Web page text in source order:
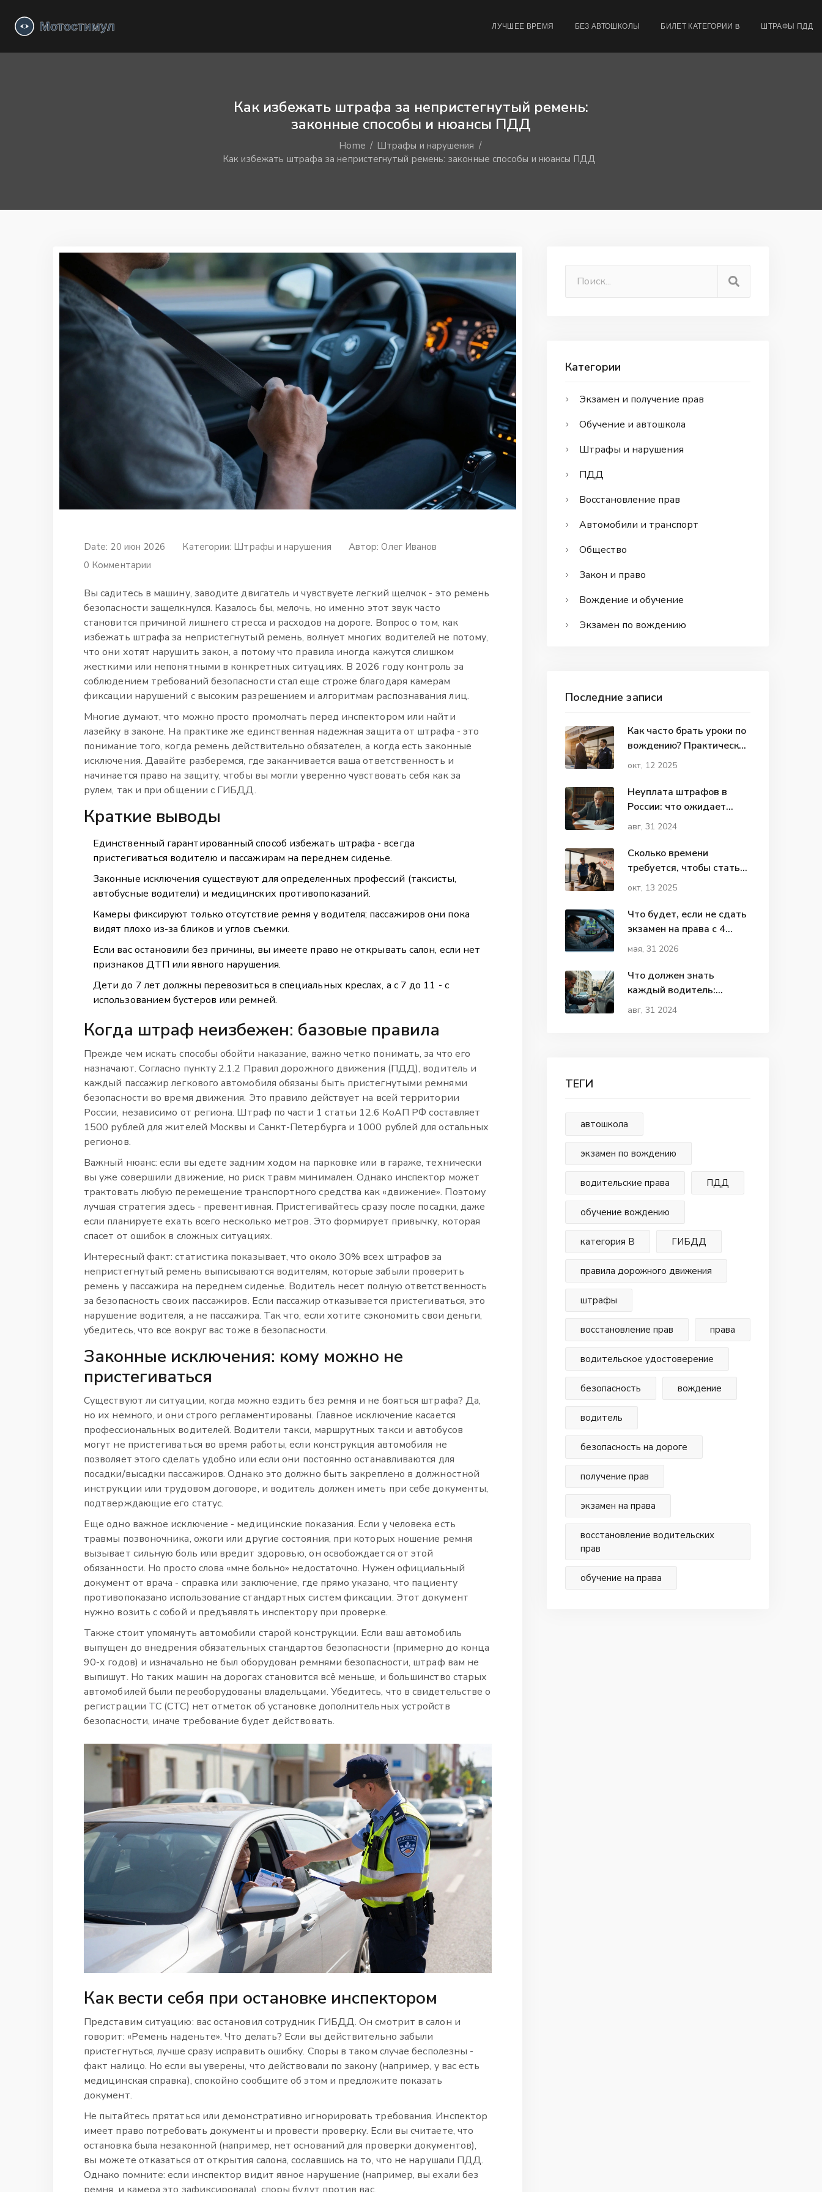
ЛУЧШЕЕ ВРЕМЯ БЕЗ АВТОШКОЛЫ БИЛЕТ КАТЕГОРИИ B ШТРАФЫ ПДД
Как избежать штрафа за непристегнутый ремень:
законные способы и нюансы ПДД
Home
Штрафы и нарушения
Как избежать штрафа за непристегнутый ремень: законные способы и нюансы ПДД
Date: 20 июн 2026 Категории: Штрафы и нарушения Автор:Олег Иванов
0 Комментарии
Вы садитесь в машину, заводите двигатель и чувствуете легкий щелчок - это ремень
безопасности защелкнулся. Казалось бы, мелочь, но именно этот звук часто
становится причиной лишнего стресса и расходов на дороге. Вопрос о том, как
избежать штрафа за непристегнутый ремень, волнует многих водителей не потому,
что они хотят нарушить закон, а потому что правила иногда кажутся слишком
жесткими или непонятными в конкретных ситуациях. В 2026 году контроль за
соблюдением требований безопасности стал еще строже благодаря камерам
фиксации нарушений с высоким разрешением и алгоритмам распознавания лиц.
Многие думают, что можно просто промолчать перед инспектором или найти
лазейку в законе. На практике же единственная надежная защита от штрафа - это
понимание того, когда ремень действительно обязателен, а когда есть законные
исключения. Давайте разберемся, где заканчивается ваша ответственность и
начинается право на защиту, чтобы вы могли уверенно чувствовать себя как за
рулем, так и при общении с ГИБДД.
Краткие выводы
Единственный гарантированный способ избежать штрафа - всегда
пристегиваться водителю и пассажирам на переднем сиденье.
Законные исключения существуют для определенных профессий (таксисты,
автобусные водители) и медицинских противопоказаний.
Камеры фиксируют только отсутствие ремня у водителя; пассажиров они пока
видят плохо из-за бликов и углов съемки.
Если вас остановили без причины, вы имеете право не открывать салон, если нет
признаков ДТП или явного нарушения.
Дети до 7 лет должны перевозиться в специальных креслах, а с 7 до 11 - с
использованием бустеров или ремней.
Когда штраф неизбежен: базовые правила
Прежде чем искать способы обойти наказание, важно четко понимать, за что его
назначают. Согласно пункту 2.1.2 Правил дорожного движения (ПДД), водитель и
каждый пассажир легкового автомобиля обязаны быть пристегнутыми ремнями
безопасности во время движения. Это правило действует на всей территории
России, независимо от региона. Штраф по части 1 статьи 12.6 КоАП РФ составляет
1500 рублей для жителей Москвы и Санкт-Петербурга и 1000 рублей для остальных
регионов.
Важный нюанс: если вы едете задним ходом на парковке или в гараже, технически
вы уже совершили движение, но риск травм минимален. Однако инспектор может
трактовать любую перемещение транспортного средства как «движение». Поэтому
лучшая стратегия здесь - превентивная. Пристегивайтесь сразу после посадки, даже
если планируете ехать всего несколько метров. Это формирует привычку, которая
спасет от ошибок в сложных ситуациях.
Интересный факт: статистика показывает, что около 30% всех штрафов за
непристегнутый ремень выписываются водителям, которые забыли проверить
ремень у пассажира на переднем сиденье. Водитель несет полную ответственность
за безопасность своих пассажиров. Если пассажир отказывается пристегиваться, это
нарушение водителя, а не пассажира. Так что, если хотите сэкономить свои деньги,
убедитесь, что все вокруг вас тоже в безопасности.
Законные исключения: кому можно не
пристегиваться
Существуют ли ситуации, когда можно ездить без ремня и не бояться штрафа? Да,
но их немного, и они строго регламентированы. Главное исключение касается
профессиональных водителей. Водители такси, маршрутных такси и автобусов
могут не пристегиваться во время работы, если конструкция автомобиля не
позволяет этого сделать удобно или если они постоянно останавливаются для
посадки/высадки пассажиров. Однако это должно быть закреплено в должностной
инструкции или трудовом договоре, и водитель должен иметь при себе документы,
подтверждающие его статус.
Еще одно важное исключение - медицинские показания. Если у человека есть
травмы позвоночника, ожоги или другие состояния, при которых ношение ремня
вызывает сильную боль или вредит здоровью, он освобождается от этой
обязанности. Но просто слова «мне больно» недостаточно. Нужен официальный
документ от врача - справка или заключение, где прямо указано, что пациенту
противопоказано использование стандартных систем фиксации. Этот документ
нужно возить с собой и предъявлять инспектору при проверке.
Также стоит упомянуть автомобили старой конструкции. Если ваш автомобиль
выпущен до внедрения обязательных стандартов безопасности (примерно до конца
90-х годов) и изначально не был оборудован ремнями безопасности, штраф вам не
выпишут. Но таких машин на дорогах становится всё меньше, и большинство старых
автомобилей были переоборудованы владельцами. Убедитесь, что в свидетельстве о
регистрации ТС (СТС) нет отметок об установке дополнительных устройств
безопасности, иначе требование будет действовать.
Как вести себя при остановке инспектором
Представим ситуацию: вас остановил сотрудник ГИБДД. Он смотрит в салон и
говорит: «Ремень наденьте». Что делать? Если вы действительно забыли
пристегнуться, лучше сразу исправить ошибку. Споры в таком случае бесполезны -
факт налицо. Но если вы уверены, что действовали по закону (например, у вас есть
медицинская справка), спокойно сообщите об этом и предложите показать
документ.
Не пытайтесь прятаться или демонстративно игнорировать требования. Инспектор
имеет право потребовать документы и провести проверку. Если вы считаете, что
остановка была незаконной (например, нет оснований для проверки документов),
вы можете отказаться от открытия салона, сославшись на то, что не нарушали ПДД.
Однако помните: если инспектор видит явное нарушение (например, вы ехали без
Категории
Экзамен и получение прав
Обучение и автошкола
Штрафы и нарушения
ПДД
Восстановление прав
Автомобили и транспорт
Общество
Закон и право
Вождение и обучение
Экзамен по вождению
Последние записи
Как часто брать уроки по
вождению? Практический
график для новичков
окт, 12 2025
Неуплата штрафов в
России: что ожидает
нарушителей
авг, 31 2024
Сколько времени
требуется, чтобы стать
уверенным водителем?
окт, 13 2025
Что будет, если не сдать
экзамен на права с 4
раза: правила пересдачи
мая, 31 2026
Что должен знать
каждый водитель:
советы и важные факты
авг, 31 2024
ТЕГИ
автошкола
экзамен по вождению
водительские права ПДД
обучение вождению
категория В ГИБДД
правила дорожного движения
штрафы
восстановление прав права
водительское удостоверение
безопасность вождение
водитель
безопасность на дороге
получение прав
экзамен на права
восстановление водительских
прав
обучение на права